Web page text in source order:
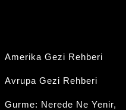
Amerika Gezi Rehberi
Avrupa Gezi Rehberi
Gurme: Nerede Ne Yenir,